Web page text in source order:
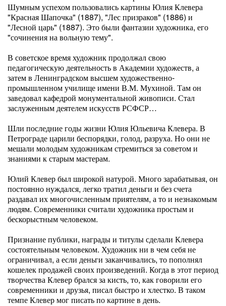
Шумным успехом пользовались картины Юлия Клевера
"Красная Шапочка" (1887), "Лес призраков" (1886) и
"Лесной царь" (1887). Это были фантазии художника, его
"сочинения на вольную тему".
В советское время художник продолжал свою
педагогическую деятельность в Академии художеств, а
затем в Ленинградском высшем художественно-
промышленном училище имени В.М. Мухиной. Там он
заведовал кафедрой монументальной живописи. Стал
заслуженным деятелем искусств РСФСР…
Шли последние годы жизни Юлия Юльевича Клевера. В
Петрограде царили беспорядки, голод, разруха. Но они не
мешали молодым художникам стремиться за советом и
знаниями к старым мастерам.
Юлий Клевер был широкой натурой. Много зарабатывая, он
постоянно нуждался, легко тратил деньги и без счета
раздавал их многочисленным приятелям, а то и незнакомым
людям. Современники считали художника простым и
бескорыстным человеком.
Признание публики, награды и титулы сделали Клевера
состоятельным человеком. Художник ни в чем себя не
ограничивал, а если деньги заканчивались, то пополнял
кошелек продажей своих произведений. Когда в этот период
творчества Клевер брался за кисть, то, как говорили его
современники и друзья, писал быстро и хлестко. В таком
темпе Клевер мог писать по картине в день.